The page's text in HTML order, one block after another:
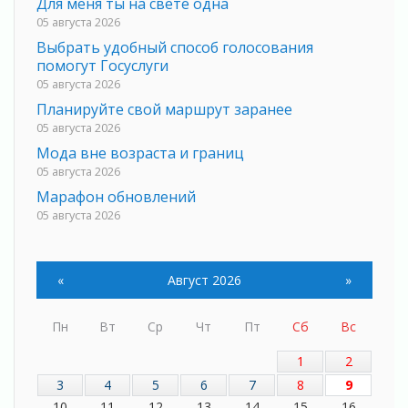
05 августа 2026
Выбрать удобный способ голосования
помогут Госуслуги
05 августа 2026
Планируйте свой маршрут заранее
05 августа 2026
Мода вне возраста и границ
05 августа 2026
Марафон обновлений
05 августа 2026
05 августа 2026
С заботой о здоровье
05 августа 2026
Лучшая из лучших
Пульс региона
05 августа 2026
« Август 2026 »
Пн Вт Ср Чт Пт Сб
Вс
1
2
3
4 5 6 7 8
9